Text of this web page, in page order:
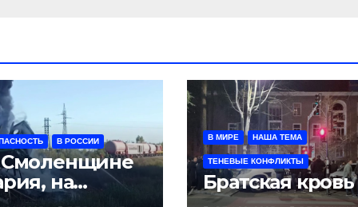
В РОССИИ
на
В МИРЕ НАША ТЕМА
ТЕНЕВЫЕ КОНФЛИКТЫ
Братская кровь